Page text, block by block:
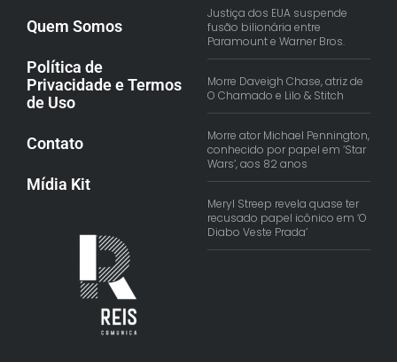
Quem Somos
Política de
Privacidade e Termos
de Uso
Contato
Mídia Kit
Justiça dos EUA suspende
fusão bilionária entre
Paramount e Warner Bros.
Morre Daveigh Chase, atriz de
O Chamado e Lilo & Stitch
Morre ator Michael Pennington,
conhecido por papel em ‘Star
Wars’, aos 82 anos
Meryl Streep revela quase ter
recusado papel icônico em ‘O
Diabo Veste Prada’